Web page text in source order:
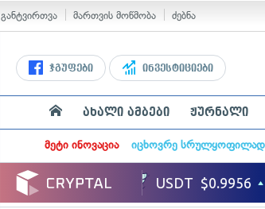
განტვირთვა მართვის მოწმობა ძებნა
ჯგუფები ინვესტიციები
ახალი ამბები ჟურნალი
მეტი ინოვაცია იცხოვრე სრულყოფილად